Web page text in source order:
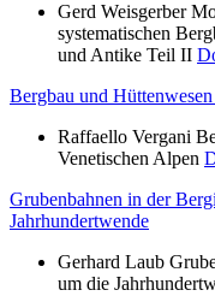
Gerd Weisgerber
systematischen
und Antike Teil II
Bergbau und
Raffaello Vergani
Venetischen Alpen
Grubenbahnen in der
Jahrhundertwende
Gerhard Laub
um die